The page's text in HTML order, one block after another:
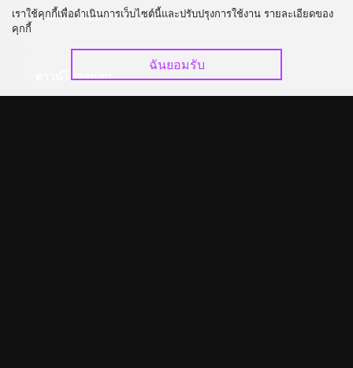
อัปเกรด วีไอพี
ร่วมงานกับเรา
ดาวน์โหลดแอป
เราใช้คุกกี้เพื่อดำเนินการเว็บไซต์นี้และปรับปรุงการใช้งาน รายละเอียดของ
คุกกี้
ฉันยอมรับ